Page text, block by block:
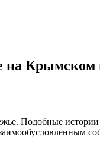
на Крымском
Подобные